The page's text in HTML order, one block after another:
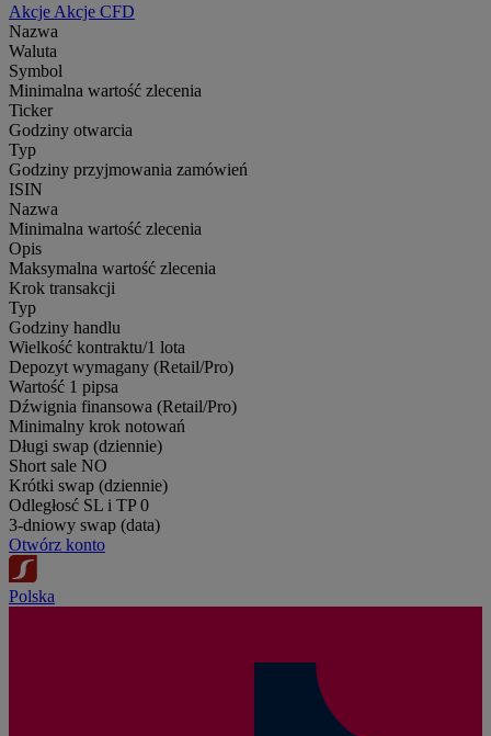
Akcje Akcje CFD
Nazwa
Waluta
Symbol
Minimalna wartość zlecenia
Ticker
Godziny otwarcia
Typ
Godziny przyjmowania zamówień
ISIN
Nazwa
Minimalna wartość zlecenia
Opis
Maksymalna wartość zlecenia
Krok transakcji
Typ
Godziny handlu
Wielkość kontraktu/1 lota
Depozyt wymagany (Retail/Pro)
Wartość 1 pipsa
Dźwignia finansowa (Retail/Pro)
Minimalny krok notowań
Długi swap (dziennie)
Short sale NO
Krótki swap (dziennie)
Odległosć SL i TP 0
3-dniowy swap (data)
Otwórz konto
Polska